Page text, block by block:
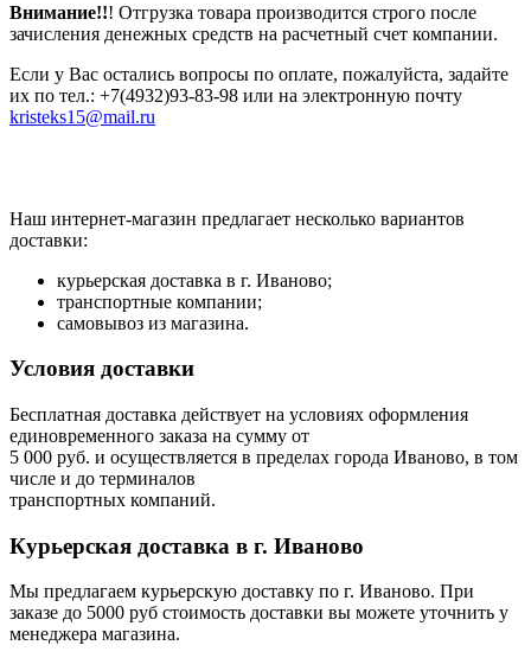
Внимание!!! Отгрузка товара производится строго после
зачисления денежных средств на расчетный счет компании.
Если у Вас остались вопросы по оплате, пожалуйста, задайте
их по тел.: +7(4932)93-83-98 или на электронную почту
kristeks15@mail.ru
Наш интернет-магазин предлагает несколько вариантов
доставки:
курьерская доставка в г. Иваново;
транспортные компании;
самовывоз из магазина.
Условия доставки
Бесплатная доставка действует на условиях оформления
единовременного заказа на сумму от
5 000 руб. и осуществляется в пределах города Иваново, в том
числе и до терминалов
транспортных компаний.
Курьерская доставка в г. Иваново
Мы предлагаем курьерскую доставку по г. Иваново. При
заказе до 5000 руб стоимость доставки вы можете уточнить у
менеджера магазина.